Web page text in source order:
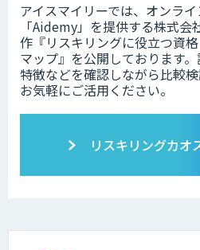
アイスマイリーでは、オンラ
「Aidemy」を提供する株式
作『リスキリングに役立つ資
マップ』を公開しております
特徴などを確認しながら比較
お気軽にご活用ください。
リスキリングカオ